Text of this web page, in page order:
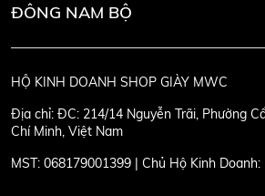
ĐÔNG NAM BỘ
HỘ KINH DOANH SHOP GIÀY MWC
Địa chỉ: ĐC: 214/14 Nguyễn Trãi, Phường
Chí Minh, Việt Nam
MST: 068179001399 | Chủ Hộ Kinh